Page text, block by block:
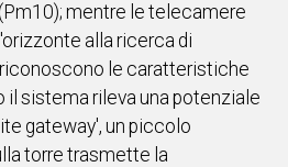
mentre le telecamere
alla ricerca di
riconoscono le caratteristiche
il sistema rileva una potenziale
gateway', un piccolo
torre trasmette la